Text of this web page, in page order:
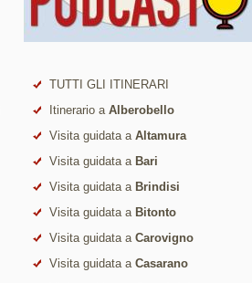
TUTTI GLI ITINERARI
Itinerario a Alberobello
Visita guidata a Altamura
Visita guidata a Bari
Visita guidata a Brindisi
Visita guidata a Bitonto
Visita guidata a Carovigno
Visita guidata a Casarano